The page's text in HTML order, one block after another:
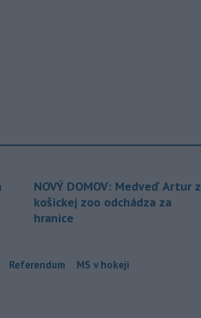
NOVÝ DOMOV: Medveď Artur z
košickej zoo odchádza za
hranice
Referendum MS v hokeji